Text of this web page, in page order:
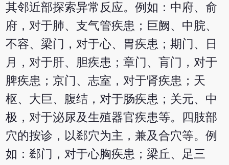
其邻近部探索异常反应。例如：中府、俞
府，对于肺、支气管疾患；巨阙、中脘、
不容、梁门，对于心、胃疾患；期门、日
月，对于肝、胆疾患；章门、肓门，对于
脾疾患；京门、志室，对于肾疾患；天
枢、大巨、腹结，对于肠疾患；关元、中
极，对于泌尿及生殖器官疾患等。四肢部
穴的按诊，以郄穴为主，兼及合穴等。例
如：郄门，对于心胸疾患；梁丘、足三